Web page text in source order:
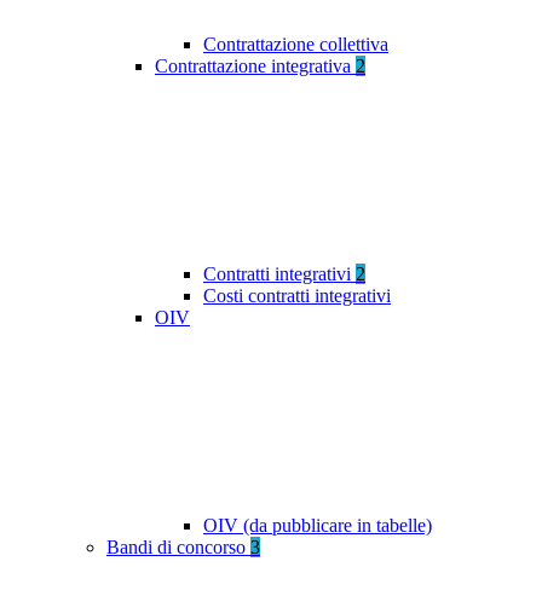
Contrattazione collettiva
Contrattazione integrativa 2
Contratti integrativi 2
Costi contratti integrativi
OIV
OIV (da pubblicare in tabelle)
Bandi di concorso 3